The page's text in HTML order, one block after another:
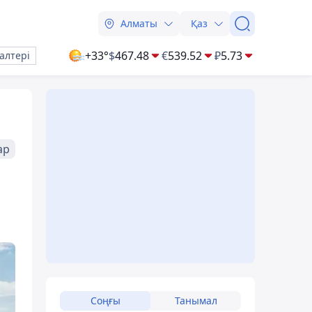
Алматы Қаз
+33°$467.48 €539.52 ₽5.73
Соңғы Танымал